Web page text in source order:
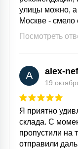
улицы можно, а
Москве - смело
Посмотреть
A alex-
19
Я приятно
склада. С
пропустили на
отправили